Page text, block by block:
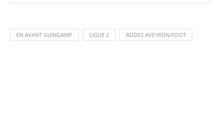
EN AVANT GUINGAMP LIGUE 2 RODEZ AVEYRON FOOT